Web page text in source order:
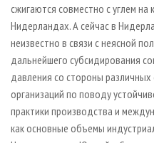
сжигаются совместно с углем на
Нидерландах. А сейчас в
неизвестно в связи с неясной
дальнейшего субсидирования
давления со стороны
организаций по поводу
практики производства и
как основные объемы